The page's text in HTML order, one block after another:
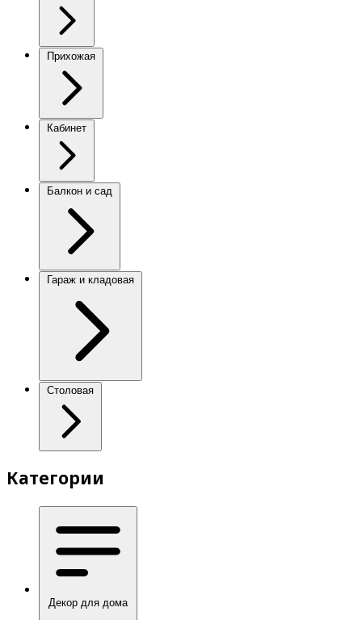
Прихожая
Кабинет
Балкон и сад
Гараж и кладовая
Столовая
Категории
Декор для дома